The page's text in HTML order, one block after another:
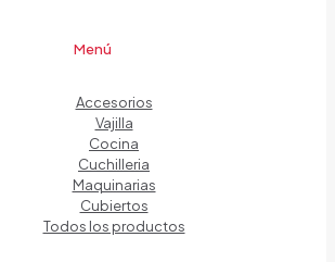
Menú
Accesorios
Vajilla
Cocina
Cuchilleria
Maquinarias
Cubiertos
Todos los productos